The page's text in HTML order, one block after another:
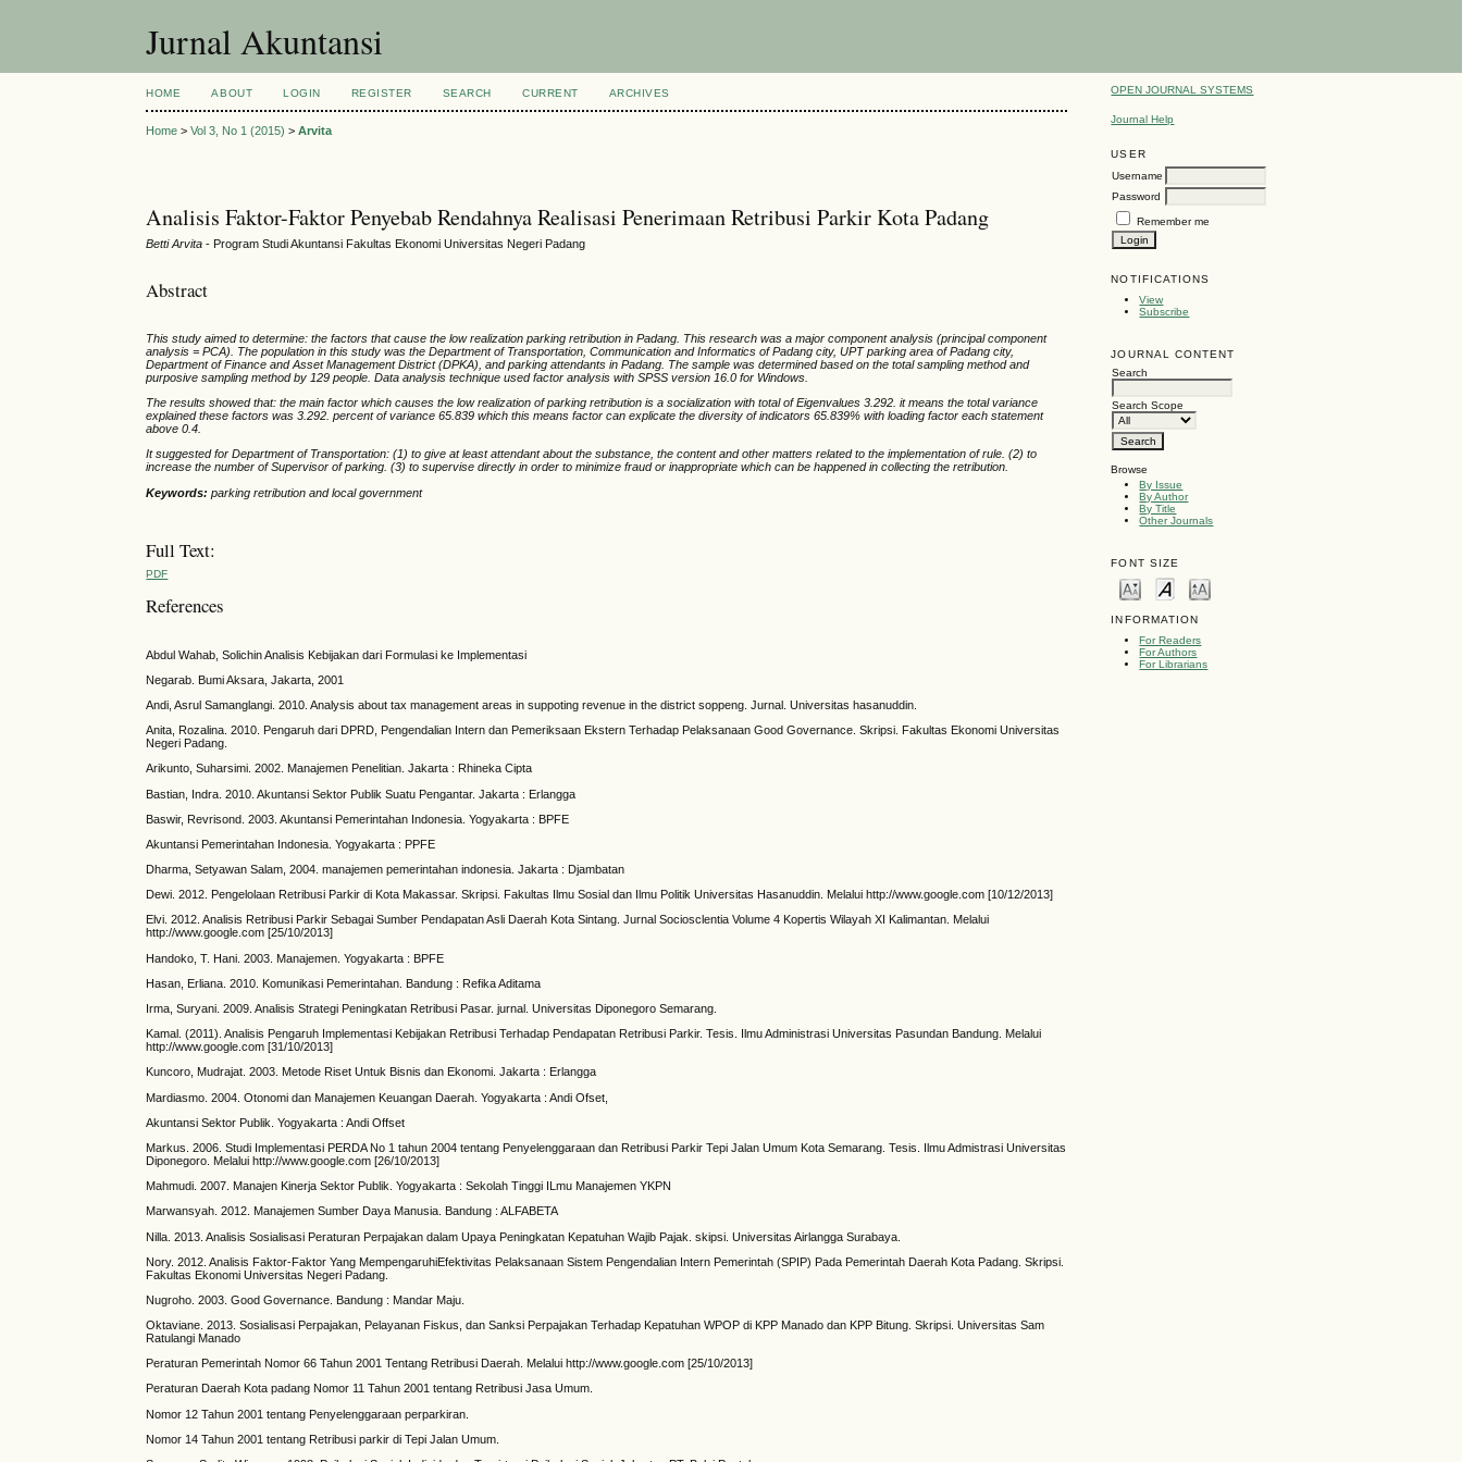
Jurnal Akuntansi
OPEN JOURNAL SYSTEMS
Journal Help
USER
Username
Password
Remember me
NOTIFICATIONS
View
Subscribe
JOURNAL CONTENT
Search
Search Scope
Browse
By Issue
By Author
By Title
Other Journals
FONT SIZE
INFORMATION
For Readers
For Authors
For Librarians
HOME ABOUT LOGIN REGISTER SEARCH CURRENT ARCHIVES
Home >Vol 3, No 1 (2015) >Arvita
Analisis Faktor-Faktor Penyebab Rendahnya Realisasi Penerimaan Retribusi Parkir Kota Padang
Betti Arvita - Program Studi Akuntansi Fakultas Ekonomi Universitas Negeri Padang
Abstract
This study aimed to determine: the factors that cause the low realization parking retribution in Padang. This research was a major component analysis (principal component
analysis = PCA). The population in this study was the Department of Transportation, Communication and Informatics of Padang city, UPT parking area of Padang city,
Department of Finance and Asset Management District (DPKA), and parking attendants in Padang. The sample was determined based on the total sampling method and
purposive sampling method by 129 people. Data analysis technique used factor analysis with SPSS version 16.0 for Windows.
The results showed that: the main factor which causes the low realization of parking retribution is a socialization with total of Eigenvalues 3.292. it means the total variance
explained these factors was 3.292. percent of variance 65.839 which this means factor can explicate the diversity of indicators 65.839% with loading factor each statement
above 0.4.
It suggested for Department of Transportation: (1) to give at least attendant about the substance, the content and other matters related to the implementation of rule. (2) to
increase the number of Supervisor of parking. (3) to supervise directly in order to minimize fraud or inappropriate which can be happened in collecting the retribution.
Keywords: parking retribution and local government
Full Text:
PDF
References
Abdul Wahab, Solichin Analisis Kebijakan dari Formulasi ke Implementasi
Negarab. Bumi Aksara, Jakarta, 2001
Andi, Asrul Samanglangi. 2010. Analysis about tax management areas in suppoting revenue in the district soppeng. Jurnal. Universitas hasanuddin.
Anita, Rozalina. 2010. Pengaruh dari DPRD, Pengendalian Intern dan Pemeriksaan Ekstern Terhadap Pelaksanaan Good Governance. Skripsi. Fakultas Ekonomi Universitas
Negeri Padang.
Arikunto, Suharsimi. 2002. Manajemen Penelitian. Jakarta : Rhineka Cipta
Bastian, Indra. 2010. Akuntansi Sektor Publik Suatu Pengantar. Jakarta : Erlangga
Baswir, Revrisond. 2003. Akuntansi Pemerintahan Indonesia. Yogyakarta : BPFE
Akuntansi Pemerintahan Indonesia. Yogyakarta : PPFE
Dharma, Setyawan Salam, 2004. manajemen pemerintahan indonesia. Jakarta : Djambatan
Dewi. 2012. Pengelolaan Retribusi Parkir di Kota Makassar. Skripsi. Fakultas Ilmu Sosial dan Ilmu Politik Universitas Hasanuddin. Melalui http://www.google.com [10/12/2013]
Elvi. 2012. Analisis Retribusi Parkir Sebagai Sumber Pendapatan Asli Daerah Kota Sintang. Jurnal Sociosclentia Volume 4 Kopertis Wilayah XI Kalimantan. Melalui
http://www.google.com [25/10/2013]
Handoko, T. Hani. 2003. Manajemen. Yogyakarta : BPFE
Hasan, Erliana. 2010. Komunikasi Pemerintahan. Bandung : Refika Aditama
Irma, Suryani. 2009. Analisis Strategi Peningkatan Retribusi Pasar. jurnal. Universitas Diponegoro Semarang.
Kamal. (2011). Analisis Pengaruh Implementasi Kebijakan Retribusi Terhadap Pendapatan Retribusi Parkir. Tesis. Ilmu Administrasi Universitas Pasundan Bandung. Melalui
http://www.google.com [31/10/2013]
Kuncoro, Mudrajat. 2003. Metode Riset Untuk Bisnis dan Ekonomi. Jakarta : Erlangga
Mardiasmo. 2004. Otonomi dan Manajemen Keuangan Daerah. Yogyakarta : Andi Ofset,
Akuntansi Sektor Publik. Yogyakarta : Andi Offset
Markus. 2006. Studi Implementasi PERDA No 1 tahun 2004 tentang Penyelenggaraan dan Retribusi Parkir Tepi Jalan Umum Kota Semarang. Tesis. Ilmu Admistrasi Universitas
Diponegoro. Melalui http://www.google.com [26/10/2013]
Mahmudi. 2007. Manajen Kinerja Sektor Publik. Yogyakarta : Sekolah Tinggi ILmu Manajemen YKPN
Marwansyah. 2012. Manajemen Sumber Daya Manusia. Bandung : ALFABETA
Nilla. 2013. Analisis Sosialisasi Peraturan Perpajakan dalam Upaya Peningkatan Kepatuhan Wajib Pajak. skipsi. Universitas Airlangga Surabaya.
Nory. 2012. Analisis Faktor-Faktor Yang MempengaruhiEfektivitas Pelaksanaan Sistem Pengendalian Intern Pemerintah (SPIP) Pada Pemerintah Daerah Kota Padang. Skripsi.
Fakultas Ekonomi Universitas Negeri Padang.
Nugroho. 2003. Good Governance. Bandung : Mandar Maju.
Oktaviane. 2013. Sosialisasi Perpajakan, Pelayanan Fiskus, dan Sanksi Perpajakan Terhadap Kepatuhan WPOP di KPP Manado dan KPP Bitung. Skripsi. Universitas Sam
Ratulangi Manado
Peraturan Pemerintah Nomor 66 Tahun 2001 Tentang Retribusi Daerah. Melalui http://www.google.com [25/10/2013]
Peraturan Daerah Kota padang Nomor 11 Tahun 2001 tentang Retribusi Jasa Umum.
Nomor 12 Tahun 2001 tentang Penyelenggaraan perparkiran.
Nomor 14 Tahun 2001 tentang Retribusi parkir di Tepi Jalan Umum.